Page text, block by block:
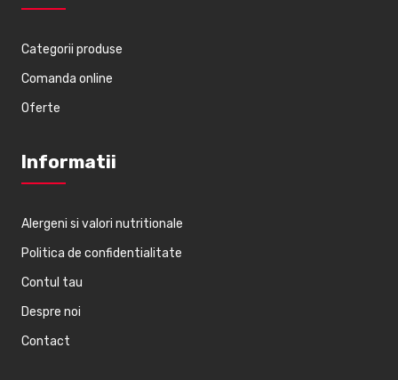
Categorii produse
Comanda online
Oferte
Informatii
Alergeni si valori nutritionale
Politica de confidentialitate
Contul tau
Despre noi
Contact